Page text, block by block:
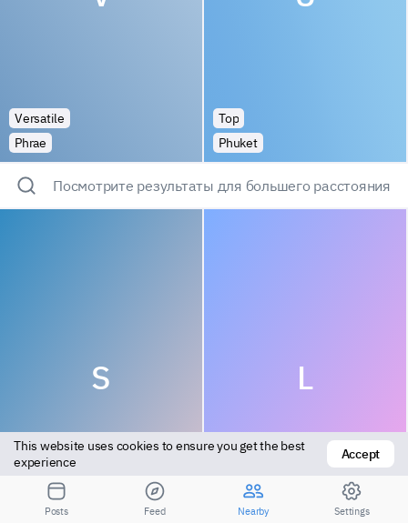
Versatile
Phrae
Top
Phuket
Посмотрите результаты для большего расстояния
S
Vers top
L
Versatile
This website uses cookies to ensure you get the best
experience
Accept
Posts Feed Nearby Settings